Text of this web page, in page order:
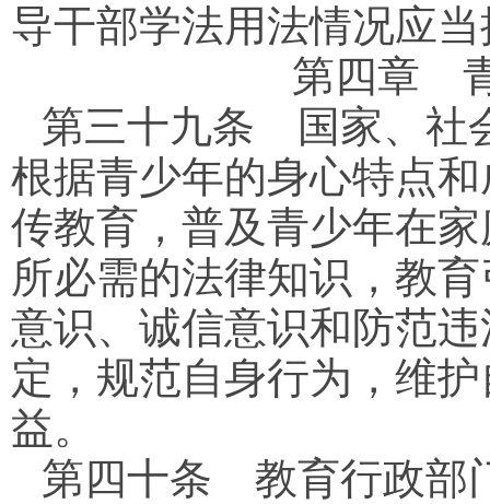
导干部学法用法情况应
第四章
第三十九条 国家、社
根据青少年的身心特点
传教育，普及青少年在
所必需的法律知识，教
意识、诚信意识和防范
定，规范自身行为，维
益。
第四十条 教育行政部